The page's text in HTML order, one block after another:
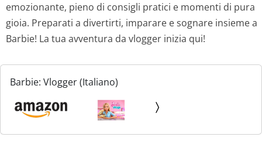
emozionante, pieno di consigli pratici e momenti di pura
gioia. Preparati a divertirti, imparare e sognare insieme a
Barbie! La tua avventura da vlogger inizia qui!
Barbie: Vlogger (Italiano)